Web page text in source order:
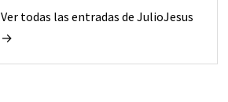
Ver todas las entradas de JulioJesus
→